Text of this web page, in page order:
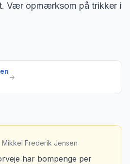
Vær opmærksom på trikker i
→
Mikkel Frederik Jensen
har bompenge per